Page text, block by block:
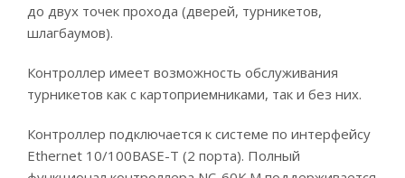
до двух точек прохода (дверей, турникетов,
шлагбаумов).
Контроллер имеет возможность обслуживания
турникетов как с картоприемниками, так и без них.
Контроллер подключается к системе по интерфейсу
Ethernet 10/100BASE-T (2 порта). Полный